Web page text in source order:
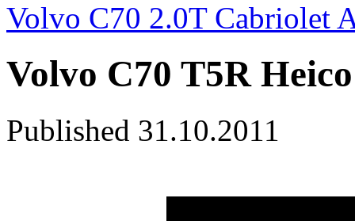
Volvo C70 2.0T Cabriolet
Volvo C70 T5R
Published 31.10.2011